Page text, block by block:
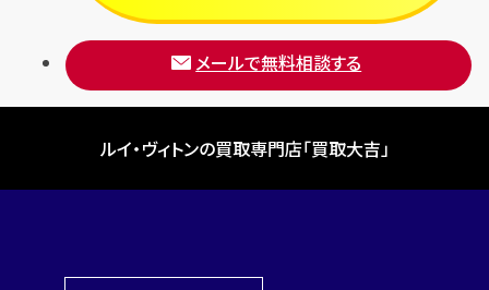
ブレゲ
メールで無料相談する
ルイ・ヴィトンの買取専門店「買取大吉」